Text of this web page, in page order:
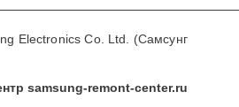
Electronics Co. Ltd. (Самсунг
samsung-remont-center.ru